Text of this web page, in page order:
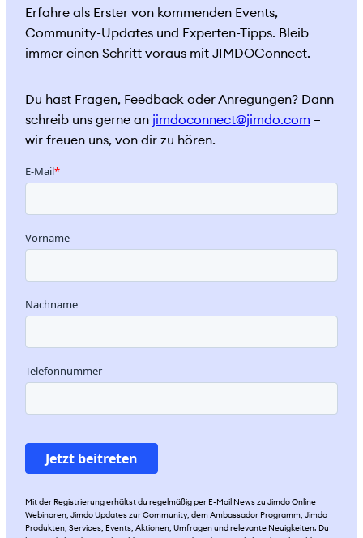
Erfahre als Erster von kommenden Events,
Community-Updates und Experten-Tipps. Bleib
immer einen Schritt voraus mit JIMDOConnect.
Du hast Fragen, Feedback oder Anregungen? Dann
schreib uns gerne an jimdoconnect@jimdo.com –
wir freuen uns, von dir zu hören.
Mit der Registrierung erhältst du regelmäßig per E-Mail News zu Jimdo Online
Webinaren, Jimdo Updates zur Community, dem Ambassador Programm, Jimdo
Produkten, Services, Events, Aktionen, Umfragen und relevante Neuigkeiten. Du